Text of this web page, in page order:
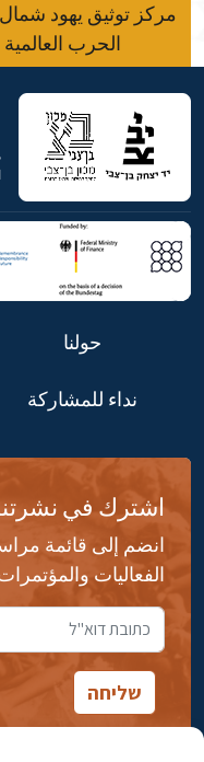
مركز توثيق يهود شمال
الحرب العالمية
حولنا
نداء للمشاركة
اشترك في نشرتنا
انضم إلى قائمة
الفعاليات